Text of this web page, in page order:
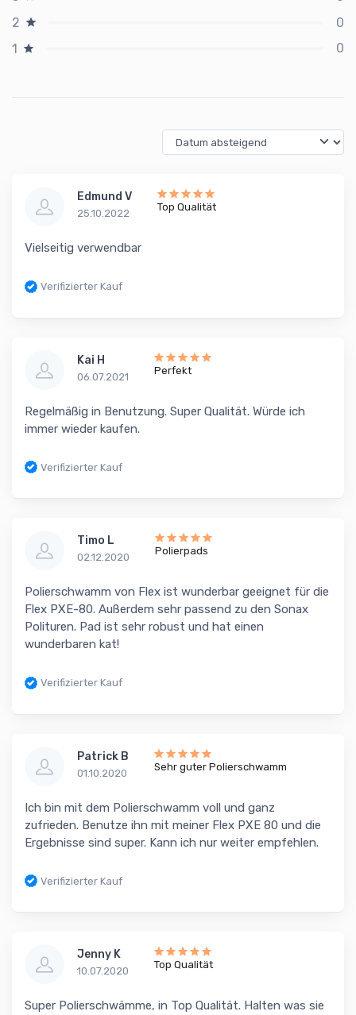
2
0
1
0
Edmund V
25.10.2022
Top Qualität
Vielseitig verwendbar
Verifizierter Kauf
Kai H
06.07.2021
Perfekt
Regelmäßig in Benutzung. Super Qualität. Würde ich
immer wieder kaufen.
Verifizierter Kauf
Timo L
02.12.2020
Polierpads
Polierschwamm von Flex ist wunderbar geeignet für die
Flex PXE-80. Außerdem sehr passend zu den Sonax
Polituren. Pad ist sehr robust und hat einen
wunderbaren kat!
Verifizierter Kauf
Patrick B
01.10.2020
Sehr guter Polierschwamm
Ich bin mit dem Polierschwamm voll und ganz
zufrieden. Benutze ihn mit meiner Flex PXE 80 und die
Ergebnisse sind super. Kann ich nur weiter empfehlen.
Verifizierter Kauf
Jenny K
10.07.2020
Top Qualität
Super Polierschwämme, in Top Qualität. Halten was sie